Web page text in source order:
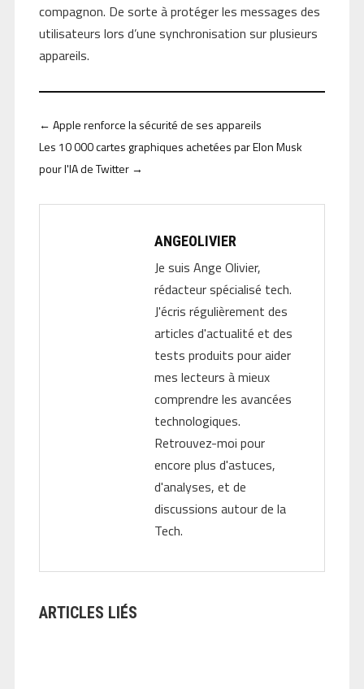
compagnon. De sorte à protéger les messages des
utilisateurs lors d’une synchronisation sur plusieurs
appareils.
← Apple renforce la sécurité de ses appareils
Les 10 000 cartes graphiques achetées par Elon Musk
pour l'IA de Twitter→
ANGEOLIVIER
Je suis Ange Olivier,
rédacteur spécialisé tech.
J'écris régulièrement des
articles d'actualité et des
tests produits pour aider
mes lecteurs à mieux
comprendre les avancées
technologiques.
Retrouvez-moi pour
encore plus d'astuces,
d'analyses, et de
discussions autour de la
Tech.
ARTICLES LIÉS